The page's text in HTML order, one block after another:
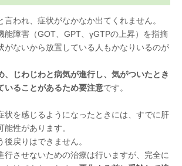
言われ、症状がなかなか出てくれません。
能障害（GOT、GPT、γGTPの上昇）を指摘
がないから放置している人もかなりいるのが
、じわじわと病気が進行し、気がついたとき
いることがあるため要注意です。
状を感じるようになったときには、すでに肝
性があります。
戻りはできません。
行させないための治療は行いますが、完全に